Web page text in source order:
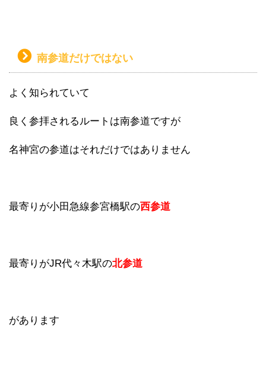
南参道だけではない
よく知られていて
良く参拝されるルートは南参道ですが
名神宮の参道はそれだけではありません
最寄りが小田急線参宮橋駅の西参道
最寄りがJR代々木駅の北参道
があります